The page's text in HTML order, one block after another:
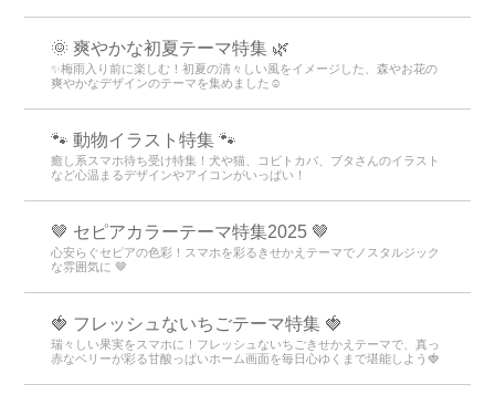
🌞 爽やかな初夏テーマ特集 🌿
✨梅雨入り前に楽しむ！初夏の清々しい風をイメージした、森やお花の
爽やかなデザインのテーマを集めました☺️
🐾 動物イラスト特集 🐾
癒し系スマホ待ち受け特集！犬や猫、コビトカバ、ブタさんのイラスト
など心温まるデザインやアイコンがいっぱい！
🤎 セピアカラーテーマ特集2025 🤎
心安らぐセピアの色彩！スマホを彩るきせかえテーマでノスタルジック
な雰囲気に 🤎
🍓 フレッシュないちごテーマ特集 🍓
瑞々しい果実をスマホに！フレッシュないちごきせかえテーマで、真っ
赤なベリーが彩る甘酸っぱいホーム画面を毎日心ゆくまで堪能しよう🍓